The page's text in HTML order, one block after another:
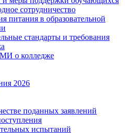
сотрудничество
питания в образовательной
стандарты и требования
о колледже
2026
поданных заявлений
испытаний